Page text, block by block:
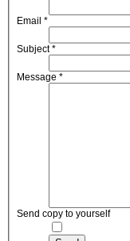
Email *
Subject*
Message *
Send copy to yourself